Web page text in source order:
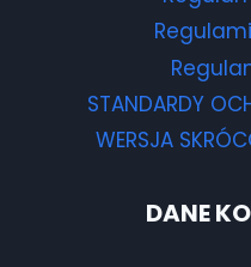
STANDARDY
WERSJA
DANE